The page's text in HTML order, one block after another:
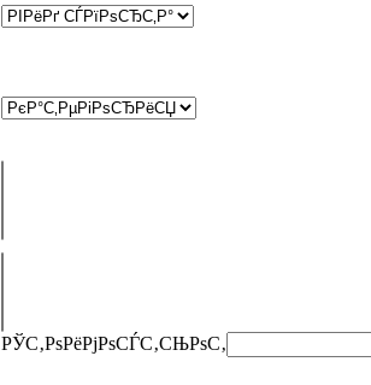
РЎС‚РѕРёРјРѕСЃС‚СЊРѕС‚